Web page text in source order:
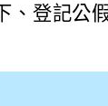
、登記公